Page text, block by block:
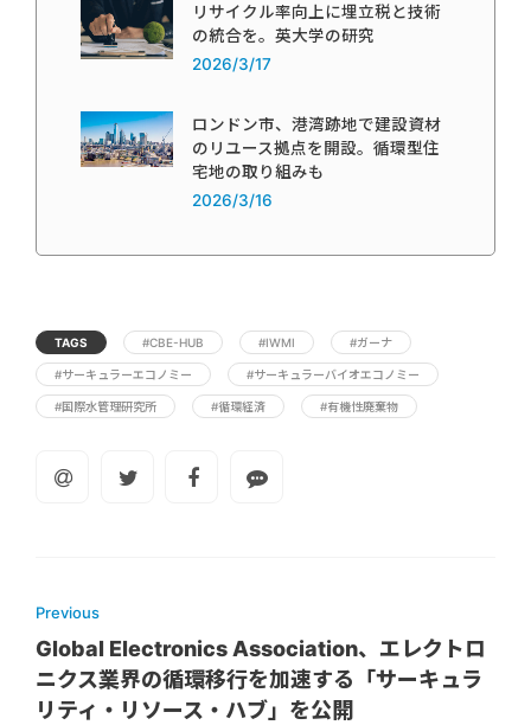
リサイクル率向上に埋立税と技術
の統合を。英大学の研究
2026/3/17
ロンドン市、港湾跡地で建設資材
のリユース拠点を開設。循環型住
宅地の取り組みも
2026/3/16
TAGS #CBE-HUB #IWMI #ガーナ
#サーキュラーエコノミー #サーキュラーバイオエコノミー
#国際水管理研究所 #循環経済 #有機性廃棄物
Previous
Global Electronics Association、エレクトロ
ニクス業界の循環移行を加速する「サーキュラ
リティ・リソース・ハブ」を公開